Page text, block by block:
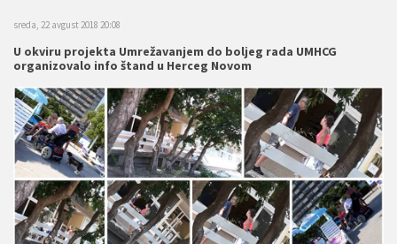
sreda, 22 avgust 2018 20:08
U okviru projekta Umrežavanjem do boljeg rada UMHCG
organizovalo info štand u Herceg Novom